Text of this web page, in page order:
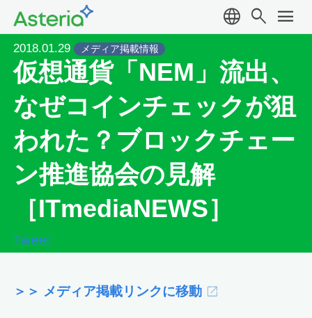
language search menu
2018.01.29 メディア掲載情報
仮想通貨「NEM」流出、
なぜコインチェックが狙
われた？ブロックチェー
ン推進協会の見解
［ITmediaNEWS］
Tweet
＞＞ メディア掲載リンクに移動